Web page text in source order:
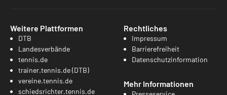
Weitere Plattformen
DTB
Landesverbände
tennis.de
trainer.tennis.de (DTB)
vereine.tennis.de
schiedsrichter.tennis.de
Rechtliches
Impressum
Barrierefreiheit
Datenschutzinformation
Mehr Informationen